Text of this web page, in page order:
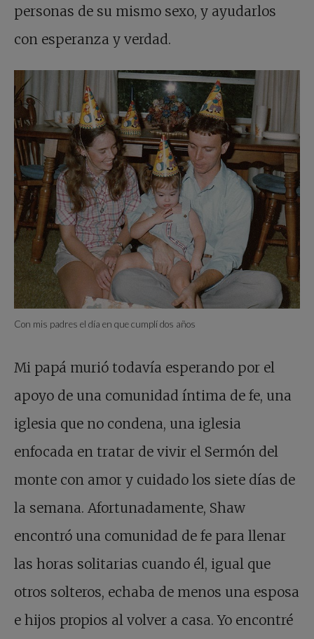
personas de su mismo sexo, y ayudarlos
con esperanza y verdad.
Con mis padres el día en que cumplí dos años
Mi papá murió todavía esperando por el
apoyo de una comunidad íntima de fe, una
iglesia que no condena, una iglesia
enfocada en tratar de vivir el Sermón del
monte con amor y cuidado los siete días de
la semana. Afortunadamente, Shaw
encontró una comunidad de fe para llenar
las horas solitarias cuando él, igual que
otros solteros, echaba de menos una esposa
e hijos propios al volver a casa. Yo encontré